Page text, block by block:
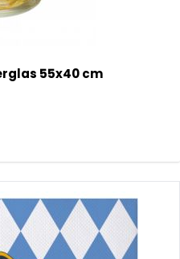
55x40 cm